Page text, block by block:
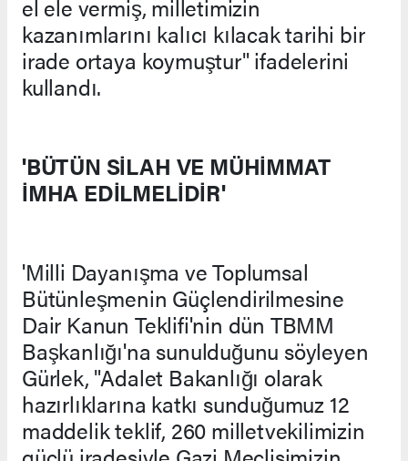
el ele vermiş, milletimizin
kazanımlarını kalıcı kılacak tarihi bir
irade ortaya koymuştur" ifadelerini
kullandı.
'BÜTÜN SİLAH VE MÜHİMMAT
İMHA EDİLMELİDİR'
'Milli Dayanışma ve Toplumsal
Bütünleşmenin Güçlendirilmesine
Dair Kanun Teklifi'nin dün TBMM
Başkanlığı'na sunulduğunu söyleyen
Gürlek, "Adalet Bakanlığı olarak
hazırlıklarına katkı sunduğumuz 12
maddelik teklif, 260 milletvekilimizin